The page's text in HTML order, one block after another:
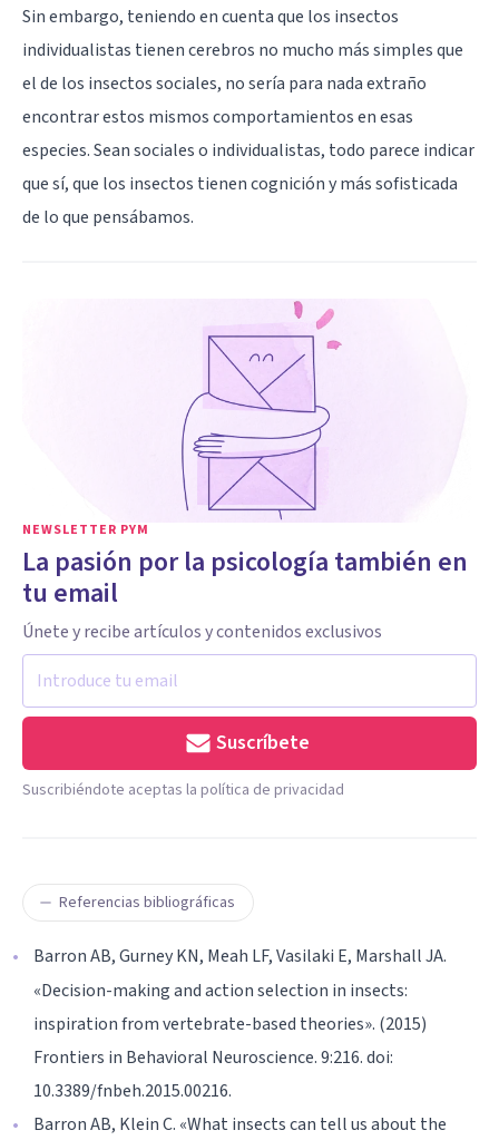
Sin embargo, teniendo en cuenta que los insectos
individualistas tienen cerebros no mucho más simples que
el de los insectos sociales, no sería para nada extraño
encontrar estos mismos comportamientos en esas
especies. Sean sociales o individualistas, todo parece indicar
que sí, que los insectos tienen cognición y más sofisticada
de lo que pensábamos.
NEWSLETTER PYM
La pasión por la psicología también en
tu email
Únete y recibe artículos y contenidos exclusivos
Suscríbete
Suscribiéndote aceptas la política de privacidad
Referencias bibliográficas
Barron AB, Gurney KN, Meah LF, Vasilaki E, Marshall JA.
«Decision-making and action selection in insects:
inspiration from vertebrate-based theories». (2015)
Frontiers in Behavioral Neuroscience. 9:216. doi:
10.3389/fnbeh.2015.00216.
Barron AB, Klein C. «What insects can tell us about the